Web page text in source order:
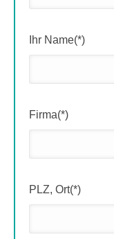
Ihr Name(*)
Firma(*)
PLZ, Ort(*)